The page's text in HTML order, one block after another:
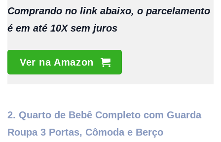
Comprando no link abaixo, o parcelamento
é em até 10X sem juros
Ver na Amazon
2. Quarto de Bebê Completo com Guarda
Roupa 3 Portas, Cômoda e Berço